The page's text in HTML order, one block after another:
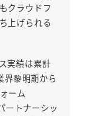
クラウドフ
上げられる
実績は累計
黎明期から
ーム
ートナーシッ